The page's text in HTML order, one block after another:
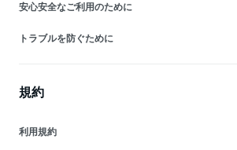
安心安全なご利用のために
トラブルを防ぐために
規約
利用規約